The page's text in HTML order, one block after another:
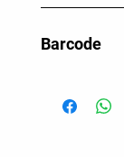
Barcode